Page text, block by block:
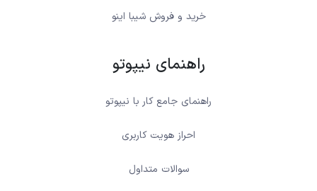
خرید و فروش شیبا اینو
راهنمای نیپوتو
راهنمای جامع کار با نیپوتو
احراز هویت کاربری
سوالات متداول